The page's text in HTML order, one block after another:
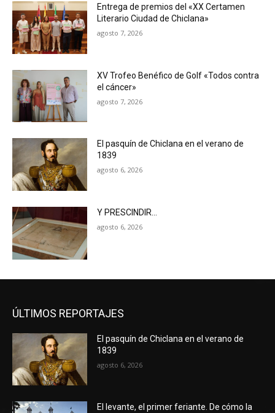
Entrega de premios del «XX Certamen
Literario Ciudad de Chiclana»
agosto 7, 2026
XV Trofeo Benéfico de Golf «Todos contra
el cáncer»
agosto 7, 2026
El pasquín de Chiclana en el verano de
1839
agosto 6, 2026
Y PRESCINDIR…
agosto 6, 2026
ÚLTIMOS REPORTAJES
El pasquín de Chiclana en el verano de
1839
agosto 6, 2026
El levante, el primer feriante. De cómo la